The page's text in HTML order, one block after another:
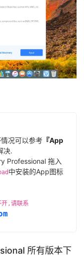
况可以参考 『App
决.
Professional 拖入
中安装的App图标
开,请联系
所有版本下